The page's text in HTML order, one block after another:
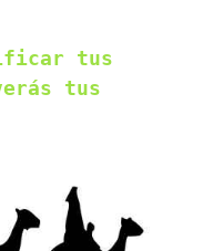
tus
tus